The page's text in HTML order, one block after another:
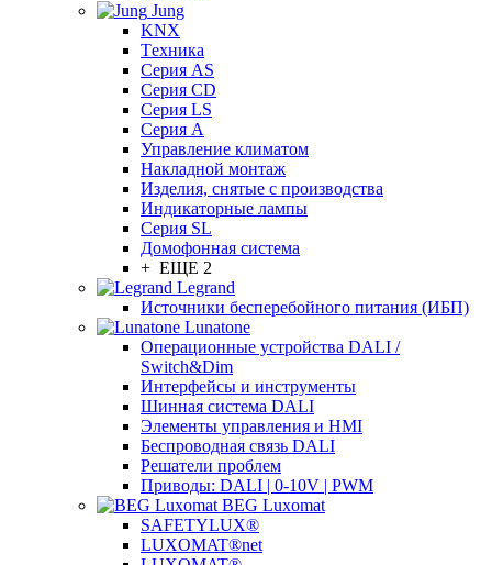
Jung
KNX
Tехника
Серия AS
Серия CD
Серия LS
Серия A
Управление климатом
Накладной монтаж
Изделия, снятые с производства
Индикаторные лампы
Серия SL
Домофонная система
+ ЕЩЕ 2
Legrand
Источники бесперебойного питания (ИБП)
Lunatone
Операционные устройства DALI /
Switch&Dim
Интерфейсы и инструменты
Шинная система DALI
Элементы управления и HMI
Беспроводная связь DALI
Решатели проблем
Приводы: DALI | 0-10V | PWM
BEG Luxomat
SAFETYLUX®
LUXOMAT®net